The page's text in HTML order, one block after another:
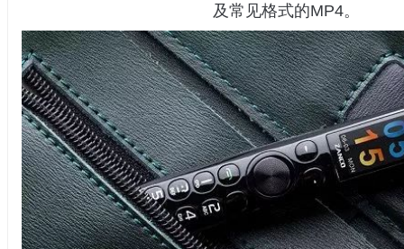
及常见格式的MP4。